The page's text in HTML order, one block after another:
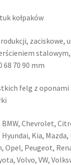
kołpaków
zaciskowe,
68 70 90 mm
felg z
Chevrolet,
Kia, Mazda,
Opel, Peugeot,
Volvo, VW,